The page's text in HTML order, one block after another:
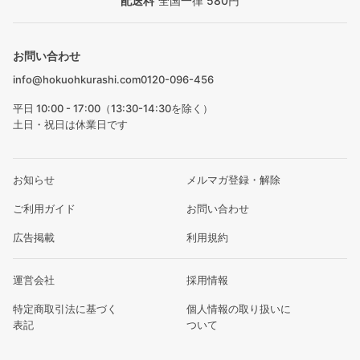
お問い合わせ
info@hokuohkurashi.com0120-096-456
平日 10:00 - 17:00（13:30-14:30を除く）
土日・祝日は休業日です
お知らせ メルマガ登録・解除
ご利用ガイド お問い合わせ
広告掲載 利用規約
運営会社 採用情報
特定商取引法に基づく
表記
個人情報の取り扱いに
ついて